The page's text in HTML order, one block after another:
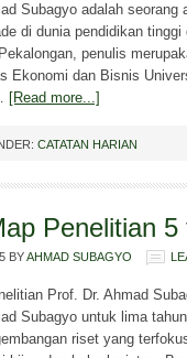
Subagyo adalah
di dunia pendidikan
penulis
Ekonomi dan Bisnis
[Read more...]
CATATAN HARIAN
Penelitian
BYAHMAD SUBAGYO
Prof. Dr. Ahmad
Subagyo untuk lima
riset yang